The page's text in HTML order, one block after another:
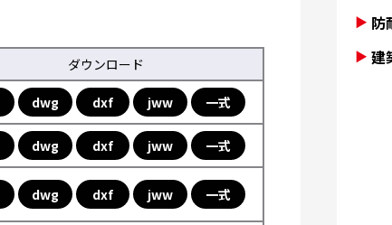
ダウンロード
dwg dxf jww 一式
dwg dxf jww 一式
dwg dxf jww 一式
防
建